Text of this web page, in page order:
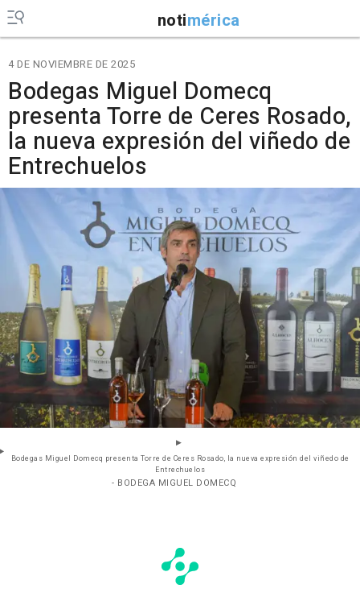
notimérica
4 DE NOVIEMBRE DE 2025
Bodegas Miguel Domecq
presenta Torre de Ceres Rosado,
la nueva expresión del viñedo de
Entrechuelos
Bodegas Miguel Domecq presenta Torre de Ceres Rosado, la nueva expresión del viñedo de
Entrechuelos
- BODEGA MIGUEL DOMECQ